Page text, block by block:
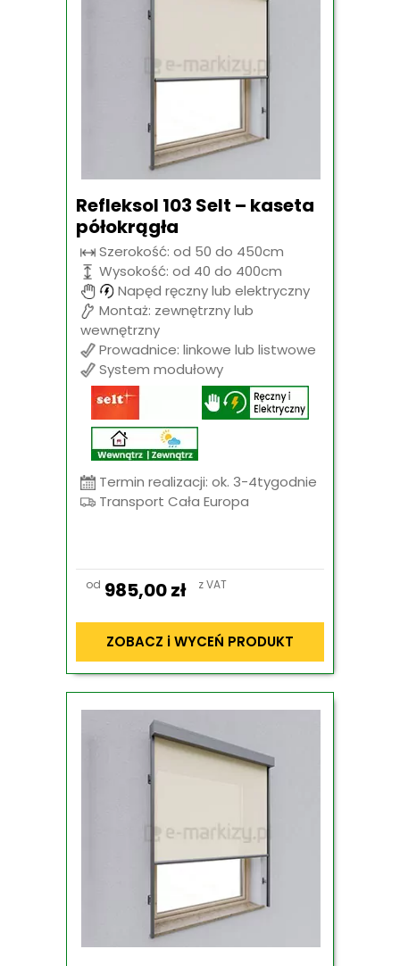
Refleksol 103 Selt – kaseta
półokrągła
Szerokość: od 50 do 450cm
Wysokość: od 40 do 400cm
Napęd ręczny lub elektryczny
Montaż: zewnętrzny lub
wewnętrzny
Prowadnice: linkowe lub listwowe
System modułowy
Termin realizacji: ok. 3-4tygodnie
Transport Cała Europa
od 985,00zł z VAT
ZOBACZ i WYCEŃ PRODUKT